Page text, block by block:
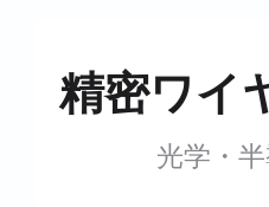
精密ワイ
光学・